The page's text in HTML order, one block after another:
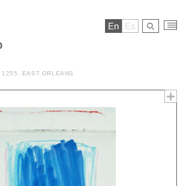
En Es
1255. EAST ORLEANS